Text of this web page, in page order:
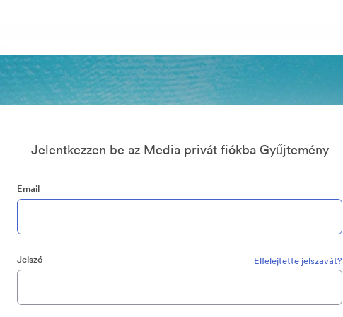
Jelentkezzen be az Media privát fiókba Gyűjtemény
Email
Jelszó Elfelejtette jelszavát?